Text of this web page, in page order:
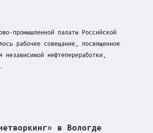
промышленной палаты Российской
рабочее совещание, посвященное
независимой нефтепереработки,
в Вологде